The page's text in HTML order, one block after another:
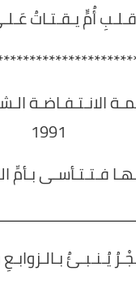
أُمٍّ يـقـتـاتُ
الانـتـفـاضـة
1991
فـتـتـأسـى بـأمِّ
يُـنـبـئُ